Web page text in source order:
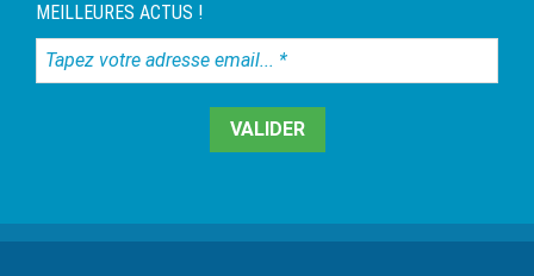
MEILLEURES ACTUS !
Tapez
votre